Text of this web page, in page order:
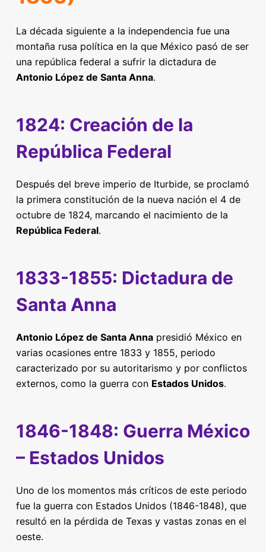
La década siguiente a la independencia fue una
montaña rusa política en la que México pasó de ser
una república federal a sufrir la dictadura de
Antonio López de Santa Anna.
1824: Creación de la
República Federal
Después del breve imperio de Iturbide, se proclamó
la primera constitución de la nueva nación el 4 de
octubre de 1824, marcando el nacimiento de la
República Federal.
1833-1855: Dictadura de
Santa Anna
Antonio López de Santa Annapresidió México en
varias ocasiones entre 1833 y 1855, periodo
caracterizado por su autoritarismo y por conflictos
externos, como la guerra con Estados Unidos.
1846-1848: Guerra México
– Estados Unidos
Uno de los momentos más críticos de este periodo
fue la guerra con Estados Unidos (1846-1848), que
resultó en la pérdida de Texas y vastas zonas en el
oeste.